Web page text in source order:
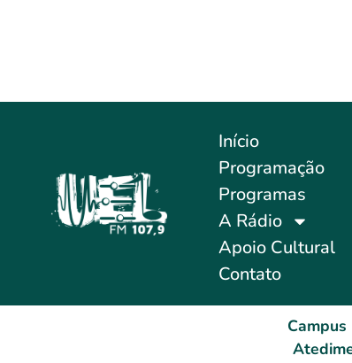
Início
Programação
Programas
A Rádio
Apoio Cultural
Contato